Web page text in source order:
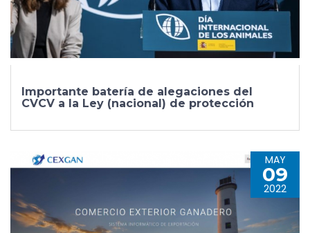
Importante batería de alegaciones del
CVCV a la Ley (nacional) de protección
MAY
09
2022